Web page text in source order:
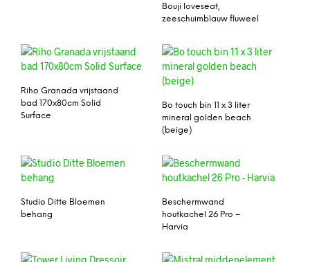
Bouji loveseat,
zeeschuimblauw fluweel
Riho Granada vrijstaand
bad 170x80cm Solid
Surface
Bo touch bin 11 x 3 liter
mineral golden beach
(beige)
Studio Ditte Bloemen
behang
Beschermwand
houtkachel 26 Pro –
Harvia